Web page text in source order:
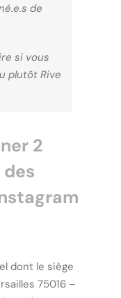
de
si vous
plutôt Rive
2
dont le siège
75016 –